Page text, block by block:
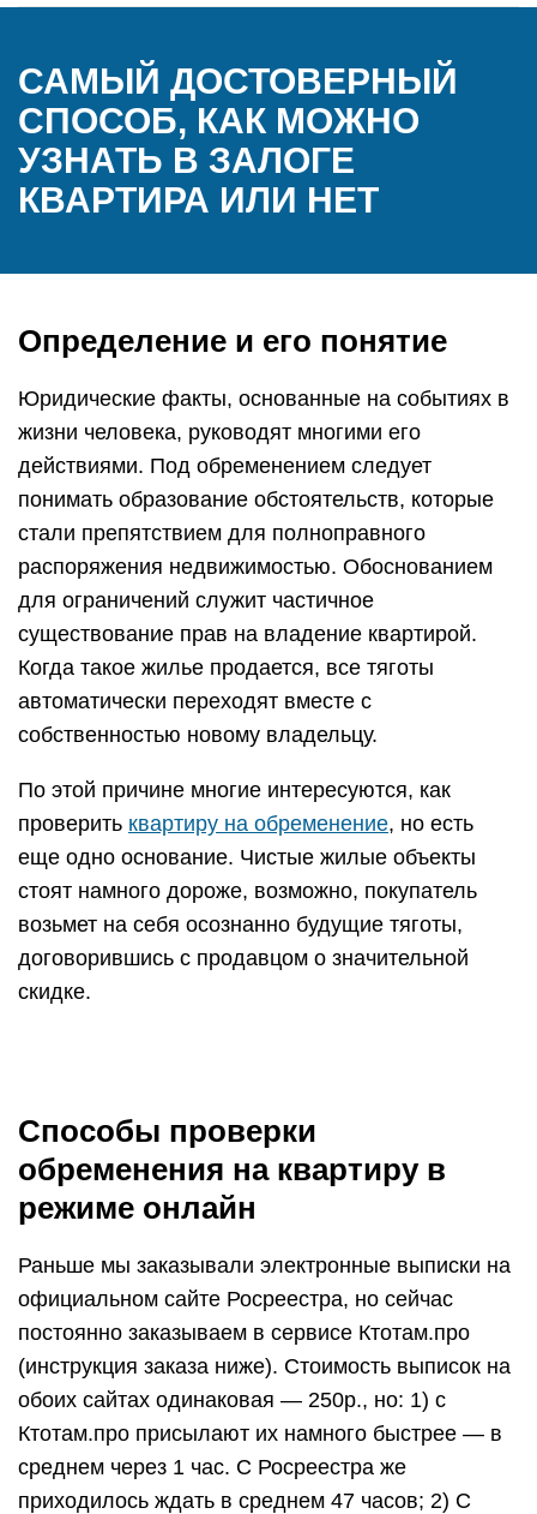
САМЫЙ ДОСТОВЕРНЫЙ
СПОСОБ, КАК МОЖНО
УЗНАТЬ В ЗАЛОГЕ
КВАРТИРА ИЛИ НЕТ
Определение и его понятие
Юридические факты, основанные на событиях в
жизни человека, руководят многими его
действиями. Под обременением следует
понимать образование обстоятельств, которые
стали препятствием для полноправного
распоряжения недвижимостью. Обоснованием
для ограничений служит частичное
существование прав на владение квартирой.
Когда такое жилье продается, все тяготы
автоматически переходят вместе с
собственностью новому владельцу.
По этой причине многие интересуются, как
проверить квартиру на обременение, но есть
еще одно основание. Чистые жилые объекты
стоят намного дороже, возможно, покупатель
возьмет на себя осознанно будущие тяготы,
договорившись с продавцом о значительной
скидке.
Способы проверки
обременения на квартиру в
режиме онлайн
Раньше мы заказывали электронные выписки на
официальном сайте Росреестра, но сейчас
постоянно заказываем в сервисе Ктотам.про
(инструкция заказа ниже). Стоимость выписок на
обоих сайтах одинаковая — 250р., но: 1) с
Ктотам.про присылают их намного быстрее — в
среднем через 1 час. С Росреестра же
приходилось ждать в среднем 47 часов; 2) С